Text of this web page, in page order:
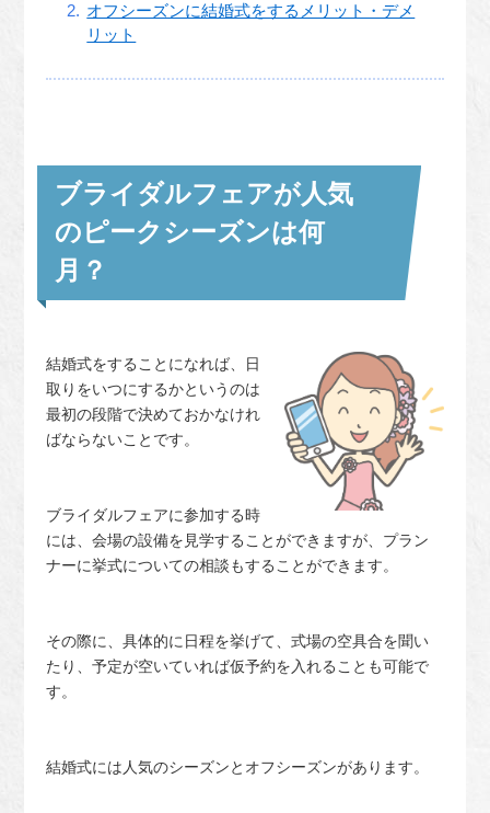
オフシーズンに結婚式をするメリット・デメ
リット
ブライダルフェアが人気
のピークシーズンは何
月？
結婚式をすることになれば、日
取りをいつにするかというのは
最初の段階で決めておかなけれ
ばならないことです。
ブライダルフェアに参加する時
には、会場の設備を見学することができますが、プラン
ナーに挙式についての相談もすることができます。
その際に、具体的に日程を挙げて、式場の空具合を聞い
たり、予定が空いていれば仮予約を入れることも可能で
す。
結婚式には人気のシーズンとオフシーズンがあります。